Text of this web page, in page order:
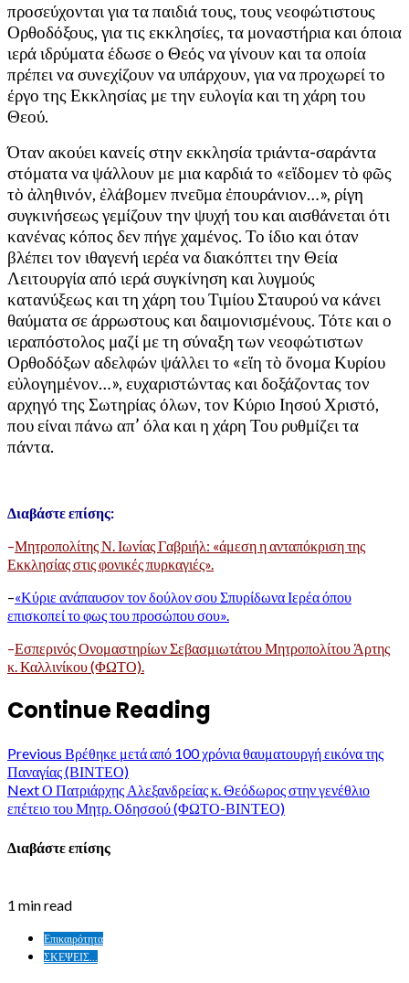
προσεύχονται για τα παιδιά τους, τους νεοφώτιστους
Ορθοδόξους, για τις εκκλησίες, τα μοναστήρια και όποια
ιερά ιδρύματα έδωσε ο Θεός να γίνουν και τα οποία
πρέπει να συνεχίζουν να υπάρχουν, για να προχωρεί το
έργο της Εκκλησίας με την ευλογία και τη χάρη του
Θεού.
Όταν ακούει κανείς στην εκκλησία τριάντα-σαράντα
στόματα να ψάλλουν με μια καρδιά το «εἴδομεν τὸ φῶς
τὸ ἀληθινόν, ἐλάβομεν πνεῦμα ἐπουράνιον…», ρίγη
συγκινήσεως γεμίζουν την ψυχή του και αισθάνεται ότι
κανένας κόπος δεν πήγε χαμένος. Το ίδιο και όταν
βλέπει τον ιθαγενή ιερέα να διακόπτει την Θεία
Λειτουργία από ιερά συγκίνηση και λυγμούς
κατανύξεως και τη χάρη του Τιμίου Σταυρού να κάνει
θαύματα σε άρρωστους και δαιμονισμένους. Τότε και ο
ιεραπόστολος μαζί με τη σύναξη των νεοφώτιστων
Ορθοδόξων αδελφών ψάλλει το «εἴη τὸ ὄνομα Κυρίου
εὐλογημένον…», ευχαριστώντας και δοξάζοντας τον
αρχηγό της Σωτηρίας όλων, τον Κύριο Ιησού Χριστό,
που είναι πάνω απ’ όλα και η χάρη Του ρυθμίζει τα
πάντα.
Διαβάστε επίσης:
–Μητροπολίτης Ν. Ιωνίας Γαβριήλ: «άμεση η ανταπόκριση της
Εκκλησίας στις φονικές πυρκαγιές».
–«Κύριε ανάπαυσον τον δούλον σου Σπυρίδωνα Ιερέα όπου
επισκοπεί το φως του προσώπου σου».
–Εσπερινός Ονομαστηρίων Σεβασμιωτάτου Μητροπολίτου Άρτης
κ. Καλλινίκου (ΦΩΤΟ).
Continue Reading
Previous Βρέθηκε μετά από 100 χρόνια θαυματουργή εικόνα της
Παναγίας (ΒΙΝΤΕΟ)
NextΟ Πατριάρχης Αλεξανδρείας κ. Θεόδωρος στην γενέθλιο
επέτειο του Μητρ. Οδησσού (ΦΩΤΟ-ΒΙΝΤΕΟ)
Διαβάστε επίσης
1 min read
Επικαιρότητα
ΣΚΕΨΕΙΣ...